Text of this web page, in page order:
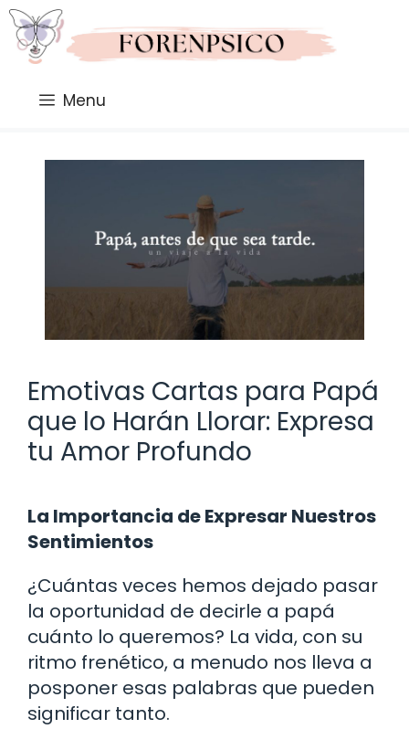
Saltar
al
contenido
Menu
Emotivas Cartas para Papá
que lo Harán Llorar: Expresa
tu Amor Profundo
La Importancia de Expresar Nuestros
Sentimientos
¿Cuántas veces hemos dejado pasar
la oportunidad de decirle a papá
cuánto lo queremos? La vida, con su
ritmo frenético, a menudo nos lleva a
posponer esas palabras que pueden
significar tanto.